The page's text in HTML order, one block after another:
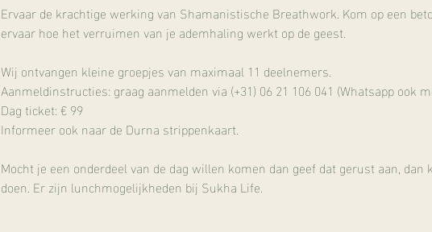
Ervaar de krachtige werking van Shamanistische Breathwork. Kom op een
ervaar hoe het verruimen van je ademhaling werkt op de geest.
Wij ontvangen kleine groepjes van maximaal 11 deelnemers.
Aanmeldinstructies: graag aanmelden via (+31) 06 21 106 041 (Whatsapp ook
Dag ticket: € 99
Informeer ook naar de Durna strippenkaart.
Mocht je een onderdeel van de dag willen komen dan geef dat gerust aan,
doen. Er zijn lunchmogelijkheden bij Sukha Life.